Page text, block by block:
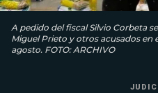
A pedido del fiscal Silvio Corbeta
Miguel Prieto y otros acusados en
agosto. FOTO: ARCHIVO